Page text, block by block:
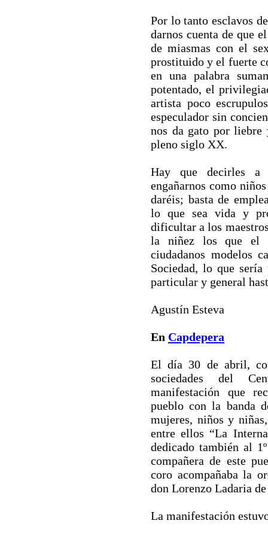
Por lo tanto esclavos
darnos cuenta de que
de miasmas con el
prostituido y el fuerte
en una palabra
potentado, el
artista poco
especulador sin
nos da gato por liebre
pleno siglo XX.
Hay que decirles a
engañarnos como
daréis; basta de
lo que sea vida y
dificultar a los
la niñez los que el
ciudadanos modelos
Sociedad, lo que
particular y general
Agustín Esteva
En Capdepera
El día 30 de abril,
sociedades del
manifestación que
pueblo con la banda
mujeres, niños y
entre ellos “La
dedicado también al
compañera de este
coro acompañaba la
don Lorenzo Ladaria
La manifestación